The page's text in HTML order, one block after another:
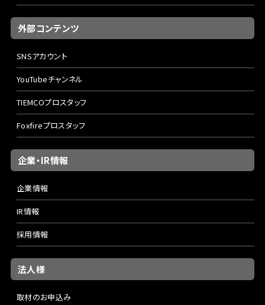
外部コンテンツ
SNSアカウント
YouTubeチャンネル
TIEMCOプロスタッフ
Foxfireプロスタッフ
企業・IR情報
企業情報
IR情報
採用情報
法人様
取材のお申込み